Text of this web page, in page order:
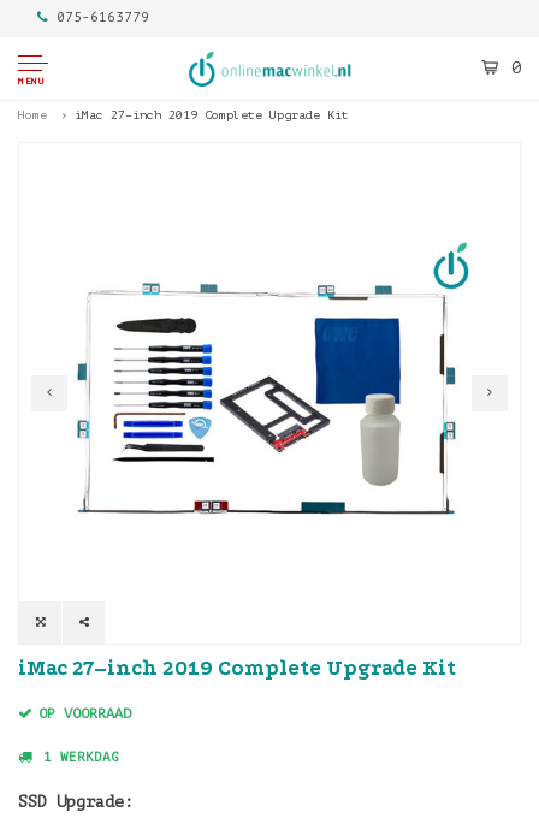
075-6163779
MENU
0
Home iMac 27–inch 2019 Complete Upgrade Kit
iMac 27–inch 2019 Complete Upgrade Kit
OP VOORRAAD
1 WERKDAG
SSD Upgrade: